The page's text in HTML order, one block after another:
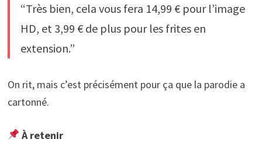
“Très bien, cela vous fera 14,99 € pour l’image
HD, et 3,99 € de plus pour les frites en
extension.”
On rit, mais c’est précisément pour ça que la parodie a
cartonné.
À retenir